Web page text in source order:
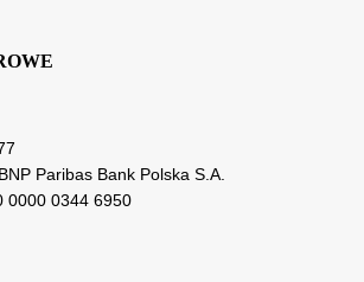
BNP Paribas Bank Polska S.A.
0000 0344 6950